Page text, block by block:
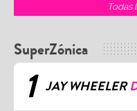
Todas
SuperZónica
1 JAY WHEELER